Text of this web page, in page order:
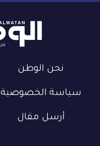
نحن الوطن
سياسة الخصوصية
أرسل مقال